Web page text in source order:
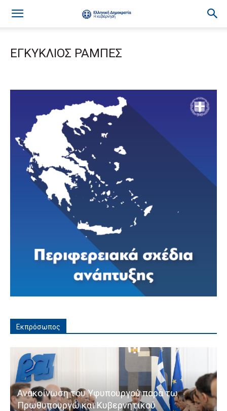
ΕΓΚΥΚΛΙΟΣ ΡΑΜΠΕΣ
Εκπρόσωπος
Ανακοίνωση του Υφυπουργού παρά τω
Πρωθυπουργώ και Κυβερνητικού